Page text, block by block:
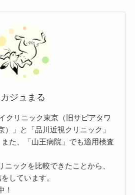
カジュまる
クリニック東京（旧サピアタワ
）」と「品川近視クリニック」
た、「山王病院」でも適用検査
ニックを比較できたことから、
しています。
！